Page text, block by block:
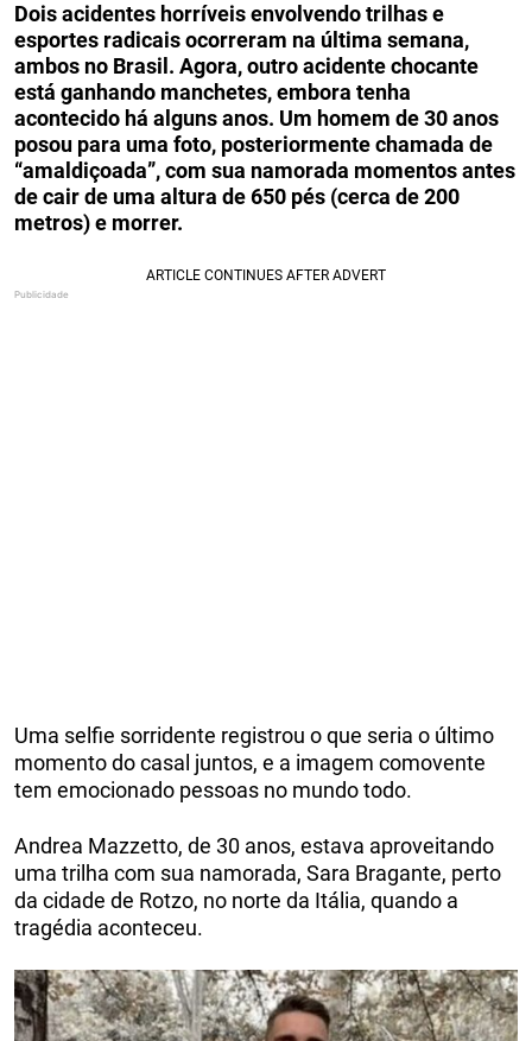
Dois acidentes horríveis envolvendo trilhas e
esportes radicais ocorreram na última semana,
ambos no Brasil. Agora, outro acidente chocante
está ganhando manchetes, embora tenha
acontecido há alguns anos. Um homem de 30 anos
posou para uma foto, posteriormente chamada de
“amaldiçoada”, com sua namorada momentos antes
de cair de uma altura de 650 pés (cerca de 200
metros) e morrer.
Uma selfie sorridente registrou o que seria o último
momento do casal juntos, e a imagem comovente
tem emocionado pessoas no mundo todo.
Andrea Mazzetto, de 30 anos, estava aproveitando
uma trilha com sua namorada, Sara Bragante, perto
da cidade de Rotzo, no norte da Itália, quando a
tragédia aconteceu.